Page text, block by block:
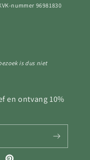
nummer 96981830
is dus niet
en ontvang 10%